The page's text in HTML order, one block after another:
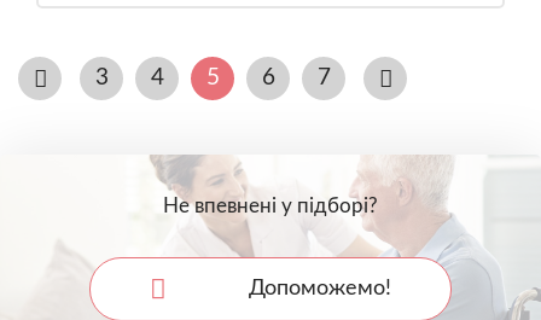
3 4 5 6 7
Не впевнені у підборі?
Допоможемо!